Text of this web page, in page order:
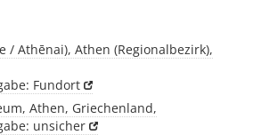
/ Athēnai), Athen (Regionalbezirk),
Fundort
Athen, Griechenland,
unsicher